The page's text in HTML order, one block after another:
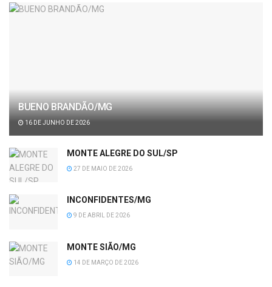
BUENO BRANDÃO/MG
16 DE JUNHO DE 2026
MONTE ALEGRE DO SUL/SP
27 DE MAIO DE 2026
INCONFIDENTES/MG
9 DE ABRIL DE 2026
MONTE SIÃO/MG
14 DE MARÇO DE 2026